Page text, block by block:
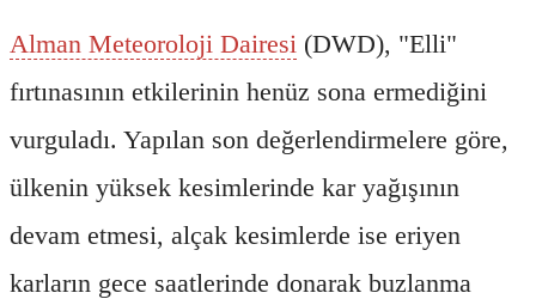
Alman Meteoroloji Dairesi (DWD), "Elli"
fırtınasının etkilerinin henüz sona ermediğini
vurguladı. Yapılan son değerlendirmelere göre,
ülkenin yüksek kesimlerinde kar yağışının
devam etmesi, alçak kesimlerde ise eriyen
karların gece saatlerinde donarak buzlanma